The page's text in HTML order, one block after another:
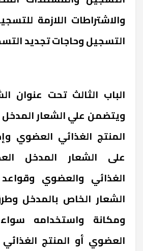
والاشتراطات اللازمة
التسجيل وحاجات تجديد
الباب الثالث تحت عنوان
ويتضمن علي الشعار
المنتج الغذائي العضوي
على الشعار المدخل
الغذائي والعضوي وقواعد
الشعار الخاص بالمدخل
ومكانة واستخدامه
العضوي أو المنتج